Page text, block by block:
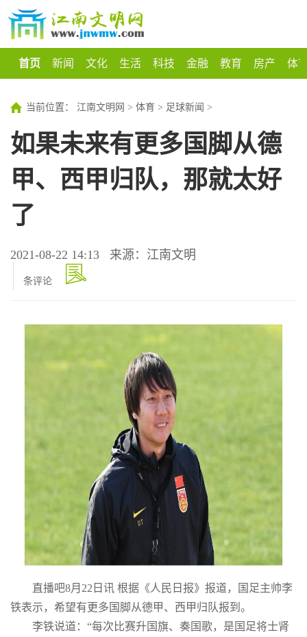
首页 新闻 文化 生活 科技 金融 教育 房产 体
当前位置： 江南文明网 > 体育 > 足球新闻 >
如果未来有更多国脚从德
甲、西甲归队，那就太好
了
2021-08-22 14:13 来源：江南文明
条评论
直播吧8月22日讯 根据《人民日报》报道，国足主帅李
铁表示，希望有更多国脚从德甲、西甲归队报到。
李铁说道：“每次比赛升国旗、奏国歌，是国足将士肾